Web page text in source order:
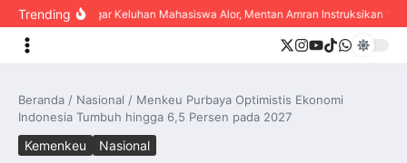
content
TrendingDengar Keluhan Mahasiswa Alor, Mentan Amran Instruksikan
Beranda / Nasional / Menkeu Purbaya Optimistis Ekonomi
Indonesia Tumbuh hingga 6,5 Persen pada 2027
Kemenkeu Nasional